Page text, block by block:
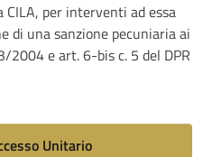
CILA, per interventi ad essa
di una sanzione pecuniaria ai
2004 e art. 6-bis c. 5 del DPR
Unitario